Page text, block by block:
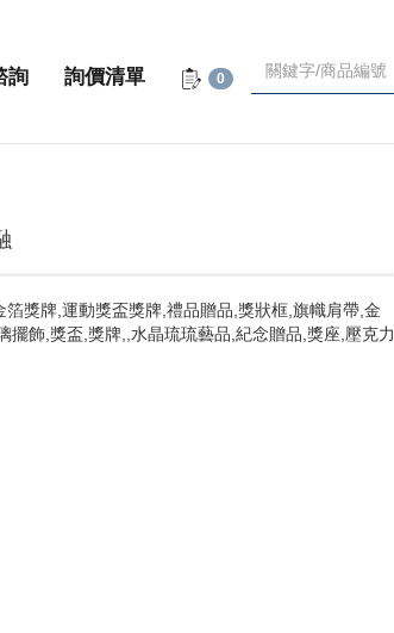
詢 詢價清單 0
箔獎牌,運動獎盃獎牌,禮品贈品,獎狀框,旗幟肩帶,金
擺飾,獎盃,獎牌,,水晶琉琉藝品,紀念贈品,獎座,壓克力